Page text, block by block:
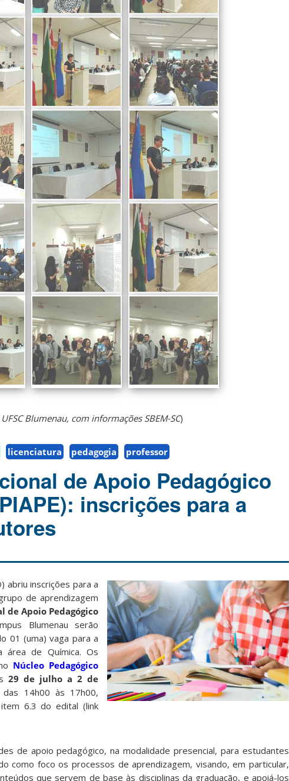
Blumenau, com informações SBEM-SC)
licenciatura pedagogia professor
de Apoio Pedagógico
inscrições para a
abriu inscrições para a
de aprendizagem
de Apoio Pedagógico
Blumenau serão
01 (uma) vaga para a
área de Química. Os
Núcleo Pedagógico
29 de julho a 2 de
14h00 às 17h00,
6.3 do edital (link
de apoio pedagógico, na modalidade presencial, para estudantes
como foco os processos de aprendizagem, visando, em particular,
que servem de base às disciplinas da graduação, e apoiá-los